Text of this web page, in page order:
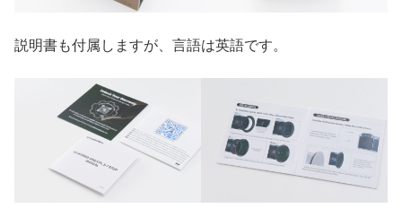
説明書も付属しますが、言語は英語です。